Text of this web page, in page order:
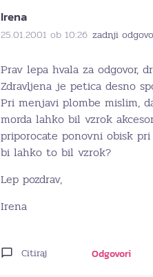
Irena
25.01.2001 ob 10:26 zadnji
Prav lepa hvala za odgovor,
Zdravljena je petica desno
Pri menjavi plombe mislim,
morda lahko bil vzrok
priporocate ponovni obisk
bi lahko to bil vzrok?
Lep pozdrav,
Irena
Citiraj Odgovori